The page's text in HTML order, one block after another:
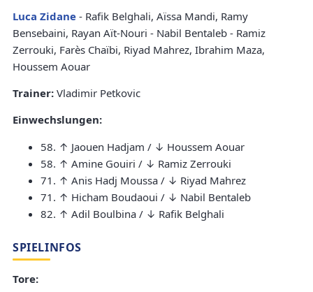
Luca Zidane - Rafik Belghali, Aïssa Mandi, Ramy
Bensebaini, Rayan Aït-Nouri - Nabil Bentaleb - Ramiz
Zerrouki, Farès Chaïbi, Riyad Mahrez, Ibrahim Maza,
Houssem Aouar
Trainer: Vladimir Petkovic
Einwechslungen:
58. ↑ Jaouen Hadjam / ↓ Houssem Aouar
58. ↑ Amine Gouiri / ↓ Ramiz Zerrouki
71. ↑ Anis Hadj Moussa / ↓ Riyad Mahrez
71. ↑ Hicham Boudaoui / ↓ Nabil Bentaleb
82. ↑ Adil Boulbina / ↓ Rafik Belghali
SPIELINFOS
Tore: